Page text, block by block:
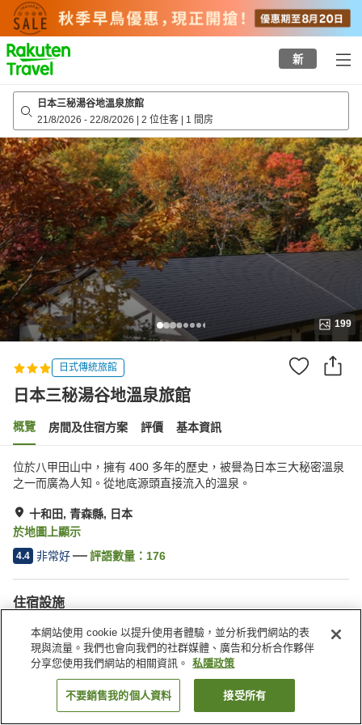
to
top
page
新
日本三秘湯谷地溫泉旅館
21/8/2026 - 22/8/2026 | 2 位住客 | 1 間房
199
日式傳統旅館
日本三秘湯谷地溫泉旅館
概覽 房間及住宿方案 評價 基本資訊
位於八甲田山中，擁有 400 多年的歷史，被譽為日本三大秘密溫泉
之一而廣為人知。從地底源頭直接流入的溫泉。
十和田, 青森縣, 日本
於地圖上顯示
4.4 非常好 評語數量： 176
住宿設施
停車場
餐廳
自動販賣機
商店
找客房
本網站使用 cookie 以提升使用者體驗，並分析我們網站的表
現與流量。我們也會向我們的社群媒體、廣告和分析合作夥伴
分享您使用我們網站的相關資訊。
私隱政策
不要銷售我的個人資料 接受所有